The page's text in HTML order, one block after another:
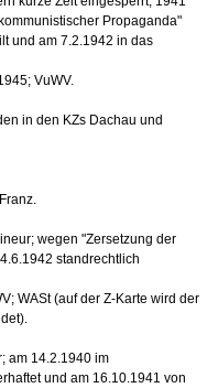
Propaganda"
und am 7.2.1942 in das
VuWV.
in den KZs Dachau und
wegen "Zersetzung der
standrechtlich
WASt (auf der Z-Karte wird der
am 14.2.1940 im
und am 16.10.1941 von